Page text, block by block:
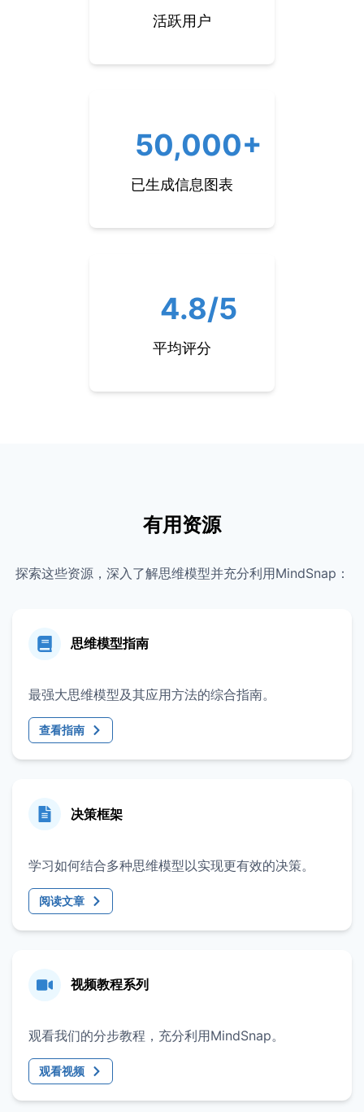
活跃用户
50,000+
已生成信息图表
4.8/5
平均评分
有用资源
探索这些资源，深入了解思维模型并充分利用MindSnap：
思维模型指南
最强大思维模型及其应用方法的综合指南。
查看指南
决策框架
学习如何结合多种思维模型以实现更有效的决策。
阅读文章
视频教程系列
观看我们的分步教程，充分利用MindSnap。
观看视频